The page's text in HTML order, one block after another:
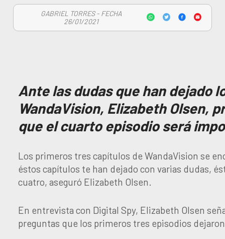
GABRIEL TORRES - FECHA
26/01/2021
Ante las dudas que han dejado
WandaVision, Elizabeth Olsen,
que el cuarto episodio será
Los primeros tres capítulos de WandaVision se
éstos capítulos te han dejado con varias dudas,
cuatro, aseguró Elizabeth Olsen.
En entrevista con Digital Spy, Elizabeth Olsen
preguntas que los primeros tres episodios